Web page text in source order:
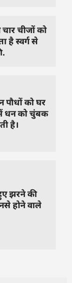
चीजों को
है स्वर्ग से
पौधों को घर
धन को चुंबक
है।
झरने की
होने वाले